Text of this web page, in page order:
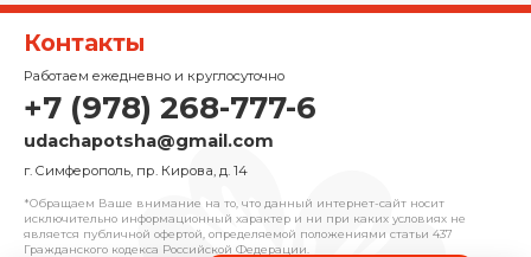
Контакты
Работаем ежедневно и круглосуточно
+7 (978) 268-777-6
udachapotsha@gmail.com
г. Cимферополь, пр. Кирова, д. 14
*Обращаем Ваше внимание на то, что данный интернет-сайт носит
исключительно информационный характер и ни при каких условиях не
является публичной офертой, определяемой положениями cтатьи 437
Гражданского кодекса Российской Федерации.